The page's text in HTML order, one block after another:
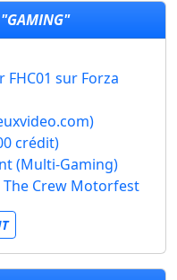
"GAMING"
sur Forza
crédit)
(Multi-Gaming)
Crew Motorfest